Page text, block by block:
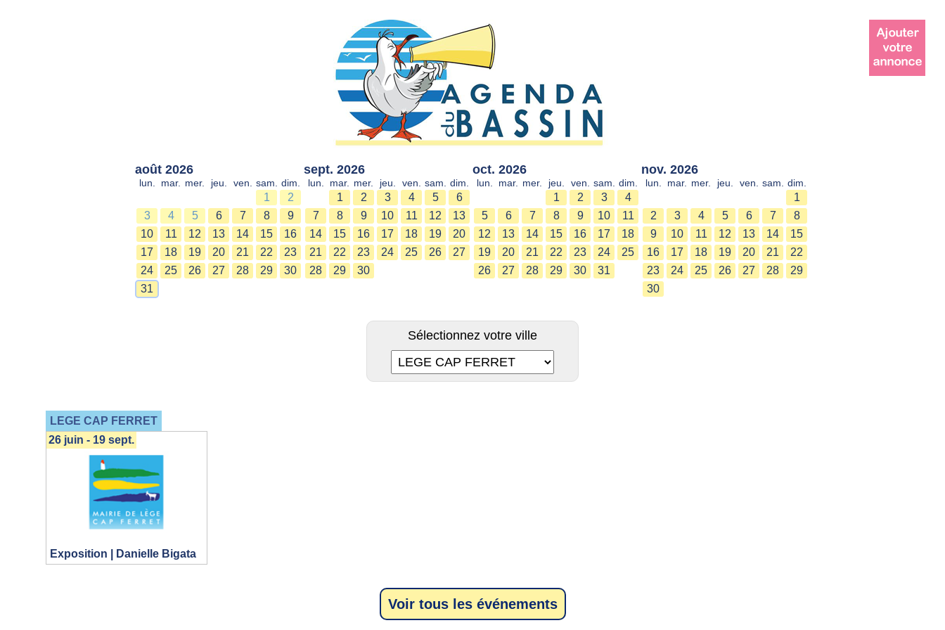
août 2026
lun. mar. mer. jeu. ven. sam. dim.
1
2
3
4 5 6 7 8
9
10
11 12 13 14 15
16
17
18 19 20 21 22
23
24
25 26 27 28 29
30
31
sept. 2026
lun. mar. mer. jeu. ven. sam. dim.
1 2 3 4 5
6
7
8 9 10 11 12
13
14
15 16 17 18 19
20
21
22 23 24 25 26
27
28
29 30
oct. 2026
lun. mar. mer. jeu. ven. sam. dim.
1 2 3
4
5
6 7 8 9 10
11
12
13 14 15 16 17
18
19
20 21 22 23 24
25
26
27 28 29 30 31
nov. 2026
lun. mar. mer. jeu. ven. sam. dim.
1
2
3 4 5 6 7
8
9
10 11 12 13 14
15
16
17 18 19 20 21
22
23
24 25 26 27 28
29
30
Sélectionnez votre ville
LEGE CAP FERRET
Exposition | Danielle Bigata
26 juin - 19 sept.
Voir tous les événements